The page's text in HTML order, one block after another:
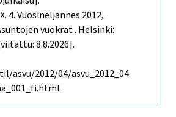
4. Vuosineljännes 2012,
vuokrat . Helsinki:
8.8.2026].
2012/04/asvu_2012_04